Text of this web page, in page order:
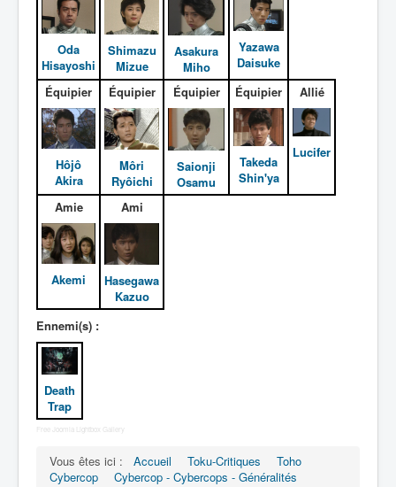
Références
Fanservice
Cybercops
Entourage
Death Trap
Autres
Déguisements
[]
Membres
Transformations
Costumes
Accessoires
Armes
Pouvoirs
Oda
Hisayoshi
Shimazu
Mizue
Asakura
Miho
Yazawa
Daisuke
Équipier
Hôjô
Akira
Équipier
Môri
Ryôichi
Équipier
Saionji
Osamu
Équipier
Takeda
Shin'ya
Allié
Lucifer
Amie
Akemi
Ami
Hasegawa
Kazuo
Ennemi(s) :
Death
Trap
Free Joomla Lightbox Gallery
Vous êtes ici : Accueil Toku-Critiques
Toho
Cybercop
Cybercop - Cybercops - Généralités